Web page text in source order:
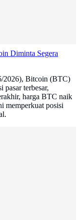
Diminta Segera
2026), Bitcoin (BTC)
pasar terbesar,
harga BTC naik
memperkuat posisi